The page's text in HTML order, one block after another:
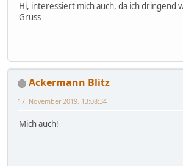
Hi, interessiert mich auch, da ich dringend
Gruss
Ackermann Blitz
17. November 2019, 13:08:34
Mich auch!